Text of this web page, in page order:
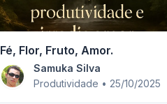
Fé, Flor, Fruto, Amor.
Samuka Silva
Produtividade • 25/10/2025